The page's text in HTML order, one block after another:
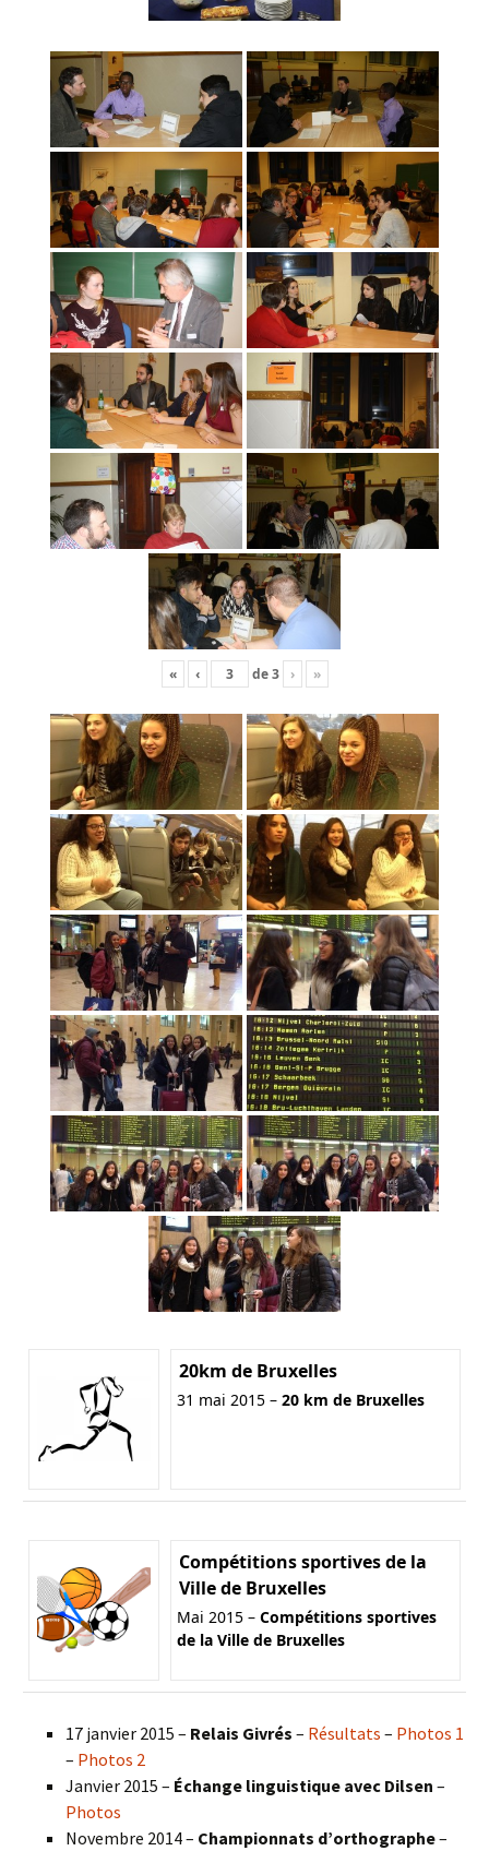
« ‹ de3 › »
20km de Bruxelles
31 mai 2015 – 20 km de Bruxelles
Compétitions sportives de la
Ville de Bruxelles
Mai 2015 – Compétitions sportives
de la Ville de Bruxelles
17 janvier 2015 – Relais Givrés – Résultats – Photos 1
– Photos 2
Janvier 2015 – Échange linguistique avec Dilsen –
Photos
Novembre 2014 – Championnats d’orthographe–